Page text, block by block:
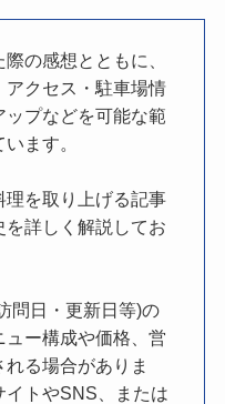
の感想とともに、
アクセス・駐車場情
プなどを可能な範
ます。
を取り上げる記事
詳しく解説してお
問日・更新日等)の
ー構成や価格、営
る場合がありま
トやSNS、または